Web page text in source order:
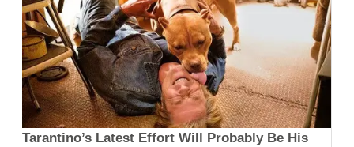
Tarantino’s Latest Effort Will Probably Be His